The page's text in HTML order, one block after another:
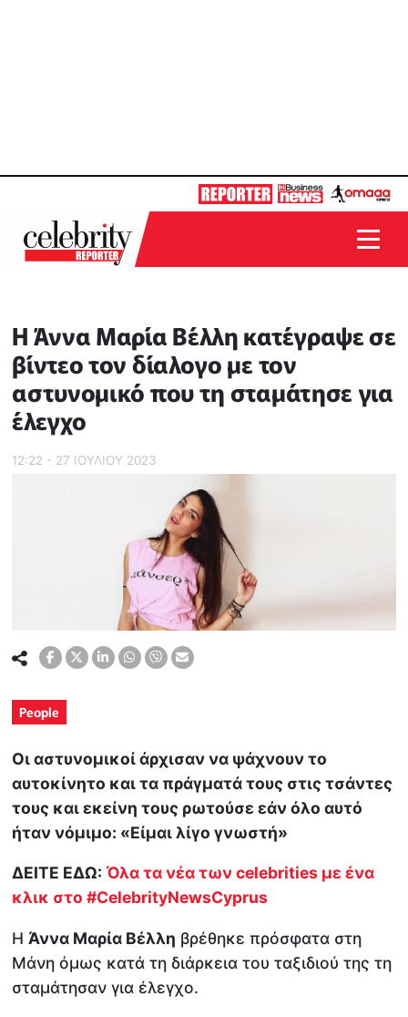
H Άννα Μαρία Βέλλη κατέγραψε σε
βίντεο τον δίαλογο με τον
αστυνομικό που τη σταμάτησε για
έλεγχο
12:22 - 27 ΙΟΥΛΙΟΥ 2023
People
Οι αστυνομικοί άρχισαν να ψάχνουν το
αυτοκίνητο και τα πράγματά τους στις τσάντες
τους και εκείνη τους ρωτούσε εάν όλο αυτό
ήταν νόμιμο: «Είμαι λίγο γνωστή»
ΔΕΙΤΕ ΕΔΩ: Όλα τα νέα των celebrities με ένα
κλικ στο#CelebrityNewsCyprus
Η Άννα Μαρία Βέλλη βρέθηκε πρόσφατα στη
Μάνη όμως κατά τη διάρκεια του ταξιδιού της τη
σταμάτησαν για έλεγχο.